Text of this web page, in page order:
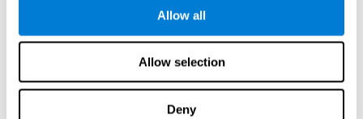
Allow all
Allow selection
Deny
Comment pouvons-nous
réhabiliter ou améliorer le champ
de vision?